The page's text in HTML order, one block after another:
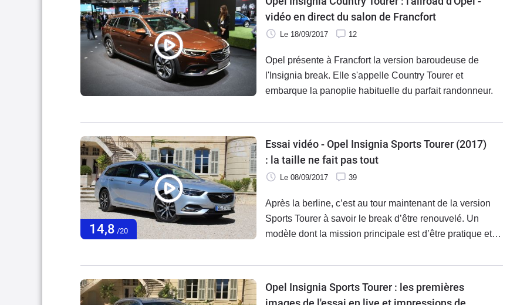
vidéo en direct du salon de Francfort
Le 18/09/2017 12
Opel présente à Francfort la version baroudeuse de
l'Insignia break. Elle s'appelle Country Tourer et
embarque la panoplie habituelle du parfait randonneur.
14,8 /20
Essai vidéo - Opel Insignia Sports Tourer (2017)
: la taille ne fait pas tout
Le 08/09/2017 39
Après la berline, c’est au tour maintenant de la version
Sports Tourer à savoir le break d’être renouvelé. Un
modèle dont la mission principale est d’être pratique et
de près de 5 mètres, l’Insignia Sports Tourer promet
diesel le plus puissant : le 2.0 CDTI 170 ch.
Opel Insignia Sports Tourer : les premières